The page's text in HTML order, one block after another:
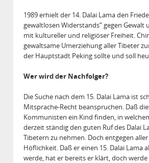
1989 erhielt der 14. Dalai Lama den
gewaltlosen Widerstands“ gegen
mit kultureller und religiöser Freiheit.
gewaltsame Umerziehung aller Tibeter
der Hauptstadt Peking sollte und soll
Wer wird der Nachfolger?
Die Suche nach dem 15. Dalai Lama ist
Mitsprache‐Recht beanspruchen. Daß
Kommunisten ein Kind finden, in
derzeit ständig den guten Ruf des Dalai
Tibetern zu nehmen. Doch entgegen
Höflichkeit. Daß er einen 15. Dalai Lama
werde, hat er bereits er klärt, doch